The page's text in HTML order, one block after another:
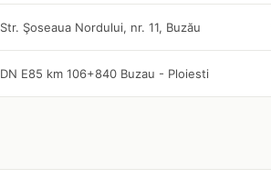
Str. Şoseaua Nordului, nr. 11, Buzău
DN E85 km 106+840 Buzau - Ploiesti